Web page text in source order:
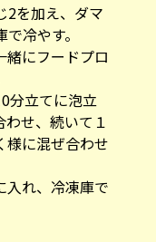
を加え、ダマ
冷やす。
にフードプロ
分立てに泡立
せ、続いて１
様に混ぜ合わせ
れ、冷凍庫で